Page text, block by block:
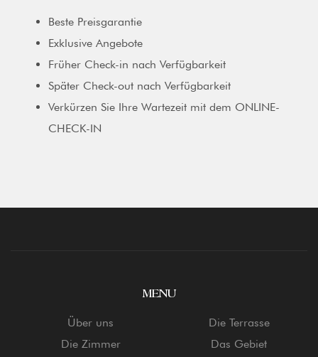
Beste Preisgarantie
Exklusive Angebote
Früher Check-in nach Verfügbarkeit
Später Check-out nach Verfügbarkeit
Verkürzen Sie Ihre Wartezeit mit dem ONLINE-
CHECK-IN
MENU
Über uns
Die Zimmer
Die Terrasse
Das Gebiet